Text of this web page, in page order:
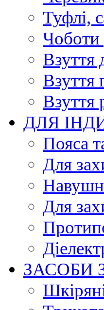
Туфлі,
Чоботи
Взуття
Взуття
ДЛЯ
Пояса
Для
Для
ЗАСОБИ